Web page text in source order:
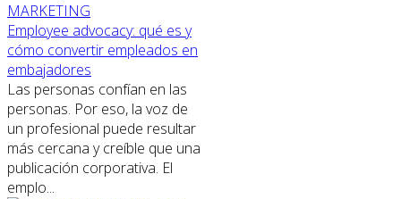
MARKETING
Employee advocacy: qué es y
cómo convertir empleados en
embajadores
Las personas confían en las
personas. Por eso, la voz de
un profesional puede resultar
más cercana y creíble que una
publicación corporativa. El
emplo...